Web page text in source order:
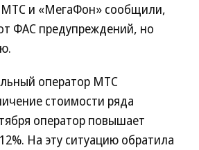
МТС и «МегаФон» сообщили,
ФАС предупреждений, но
оператор МТС
стоимости ряда
оператор повышает
На эту ситуацию обратила